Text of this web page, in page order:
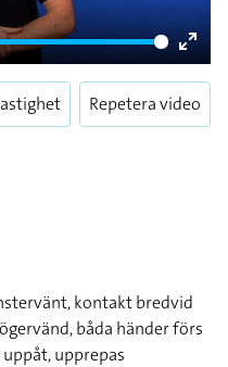
Enter
Repetera video
kontakt bredvid
båda händer förs
upprepas